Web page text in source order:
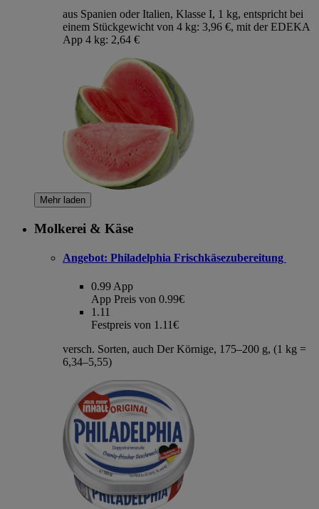
aus Spanien oder Italien, Klasse I, 1 kg, entspricht bei
einem Stückgewicht von 4 kg: 3,96 €, mit der EDEKA
App 4 kg: 2,64 €
Mehr laden
Molkerei & Käse
Angebot: Philadelphia Frischkäsezubereitung
0.99 App
App Preis von 0.99€
1.11
Festpreis von 1.11€
versch. Sorten, auch Der Körnige, 175–200 g, (1 kg =
6,34–5,55)